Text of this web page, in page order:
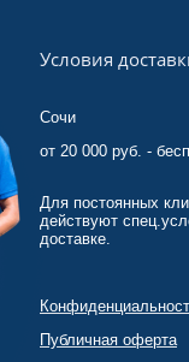
Условия
Сочи
от 20 000 руб. -
Для постоянных
действуют
доставке.
Публичная оферта